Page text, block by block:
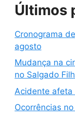
Últimos
Cronograma
agosto
Mudança na
no Salgado
Acidente
Ocorrências